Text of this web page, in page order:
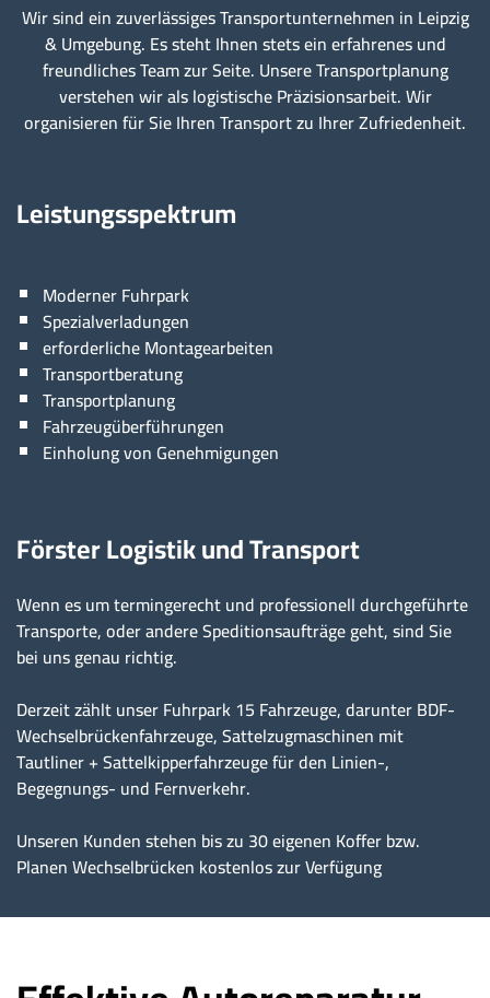
Wir sind ein zuverlässiges Transportunternehmen in Leipzig
& Umgebung. Es steht Ihnen stets ein erfahrenes und
freundliches Team zur Seite. Unsere Transportplanung
verstehen wir als logistische Präzisionsarbeit. Wir
organisieren für Sie Ihren Transport zu Ihrer Zufriedenheit.
Leistungsspektrum
Moderner Fuhrpark
Spezialverladungen
erforderliche Montagearbeiten
Transportberatung
Transportplanung
Fahrzeugüberführungen
Einholung von Genehmigungen
Förster Logistik und Transport
Wenn es um termingerecht und professionell durchgeführte
Transporte, oder andere Speditionsaufträge geht, sind Sie
bei uns genau richtig.
Derzeit zählt unser Fuhrpark 15 Fahrzeuge, darunter BDF-
Wechselbrückenfahrzeuge, Sattelzugmaschinen mit
Tautliner + Sattelkipperfahrzeuge für den Linien-,
Begegnungs- und Fernverkehr.
Unseren Kunden stehen bis zu 30 eigenen Koffer bzw.
Planen Wechselbrücken kostenlos zur Verfügung